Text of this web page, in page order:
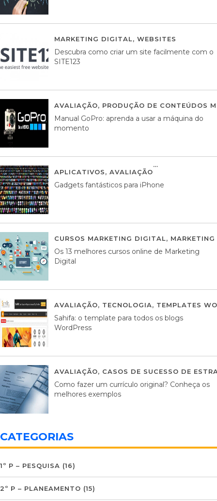
MARKETING DIGITAL, WEBSITES
Descubra como criar um site facilmente com o
SITE123
AVALIAÇÃO, PRODUÇÃO DE CONTEÚDOS
Manual GoPro: aprenda a usar a máquina do
momento
APLICATIVOS, AVALIAÇÃO
Gadgets fantásticos para iPhone
CURSOS MARKETING DIGITAL,
Os 13 melhores cursos online de Marketing
Digital
AVALIAÇÃO, TECNOLOGIA, TEMPLATES
Sahifa: o template para todos os blogs
WordPress
AVALIAÇÃO, CASOS DE SUCESSO DE
Como fazer um currículo original? Conheça os
melhores exemplos
CATEGORIAS
1º P – PESQUISA (16)
2º P – PLANEAMENTO (15)